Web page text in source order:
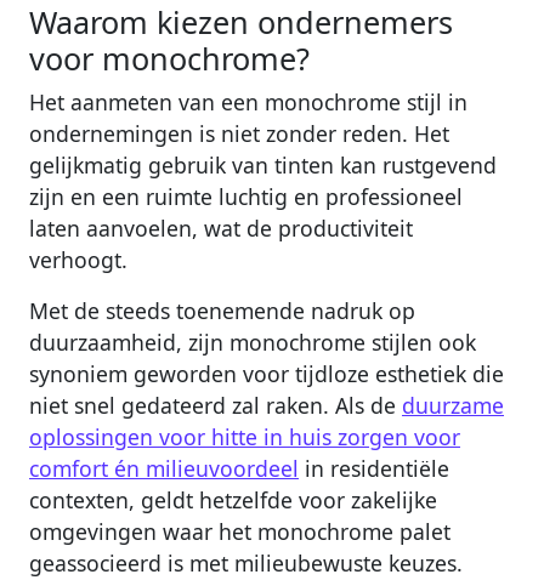
Waarom kiezen ondernemers
voor monochrome?
Het aanmeten van een monochrome stijl in
ondernemingen is niet zonder reden. Het
gelijkmatig gebruik van tinten kan rustgevend
zijn en een ruimte luchtig en professioneel
laten aanvoelen, wat de productiviteit
verhoogt.
Met de steeds toenemende nadruk op
duurzaamheid, zijn monochrome stijlen ook
synoniem geworden voor tijdloze esthetiek die
niet snel gedateerd zal raken. Als de duurzame
oplossingen voor hitte in huis zorgen voor
comfort én milieuvoordeel in residentiële
contexten, geldt hetzelfde voor zakelijke
omgevingen waar het monochrome palet
geassocieerd is met milieubewuste keuzes.